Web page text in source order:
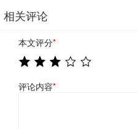
相关评论
本文评分*
评论内容*